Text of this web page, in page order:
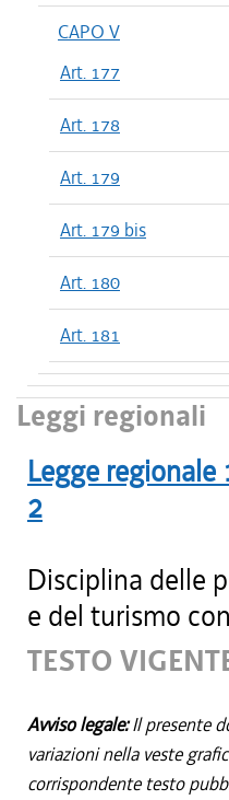
CAPO V
Art. 177
Art. 178
Art. 179
Art. 179 bis
Art. 180
Art. 181
Leggi regionali
Legge regionale
2
Disciplina delle
e del turismo
TESTO
Avviso legale:Il presente
variazioni nella veste
corrispondente testo